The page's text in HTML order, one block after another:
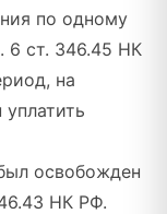
по одному
6 ст. 346.45 НК
на
освобожден
НК РФ.